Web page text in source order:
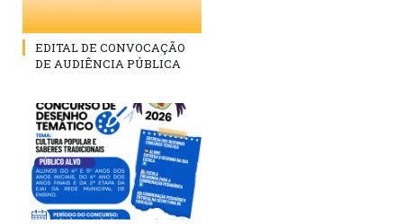
EDITAL DE CONVOCAÇÃO
DE AUDIÊNCIA PÚBLICA